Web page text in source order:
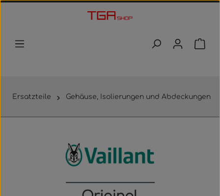
Zum Hauptinhalt springen
Ersatzteile Gehäuse, Isolierungen und Abdeckungen